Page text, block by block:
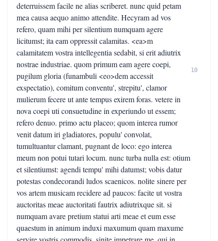
deterruissem facile ne alias scriberet. nunc quid petam
mea causa aequo animo attendite. Hecyram ad vos
refero, quam mihi per silentium numquam agere
licitumst; ita eam oppressit calamitas. <ea>m
calamitatem vostra intellegentia sedabit, si erit adiutrix
nostrae industriae. quom primum eam agere coepi,
pugilum gloria (funambuli <eo>dem accessit
exspectatio), comitum conventu', strepitu', clamor
mulierum fecere ut ante tempus exirem foras. vetere in
nova coepi uti consuetudine in experiundo ut essem;
refero denuo. primo actu placeo; quom interea rumor
venit datum iri gladiatores, populu' convolat,
tumultuantur clamant, pugnant de loco: ego interea
meum non potui tutari locum. nunc turba nulla est: otium
et silentiumst: agendi tempu' mihi datumst; vobis datur
potestas condecorandi ludos scaenicos. nolite sinere per
vos artem musicam recidere ad paucos: facite ut vostra
auctoritas meae auctoritati fautrix adiutrixque sit. si
numquam avare pretium statui arti meae et eum esse
quaestum in animum induxi maxumum quam maxume
10